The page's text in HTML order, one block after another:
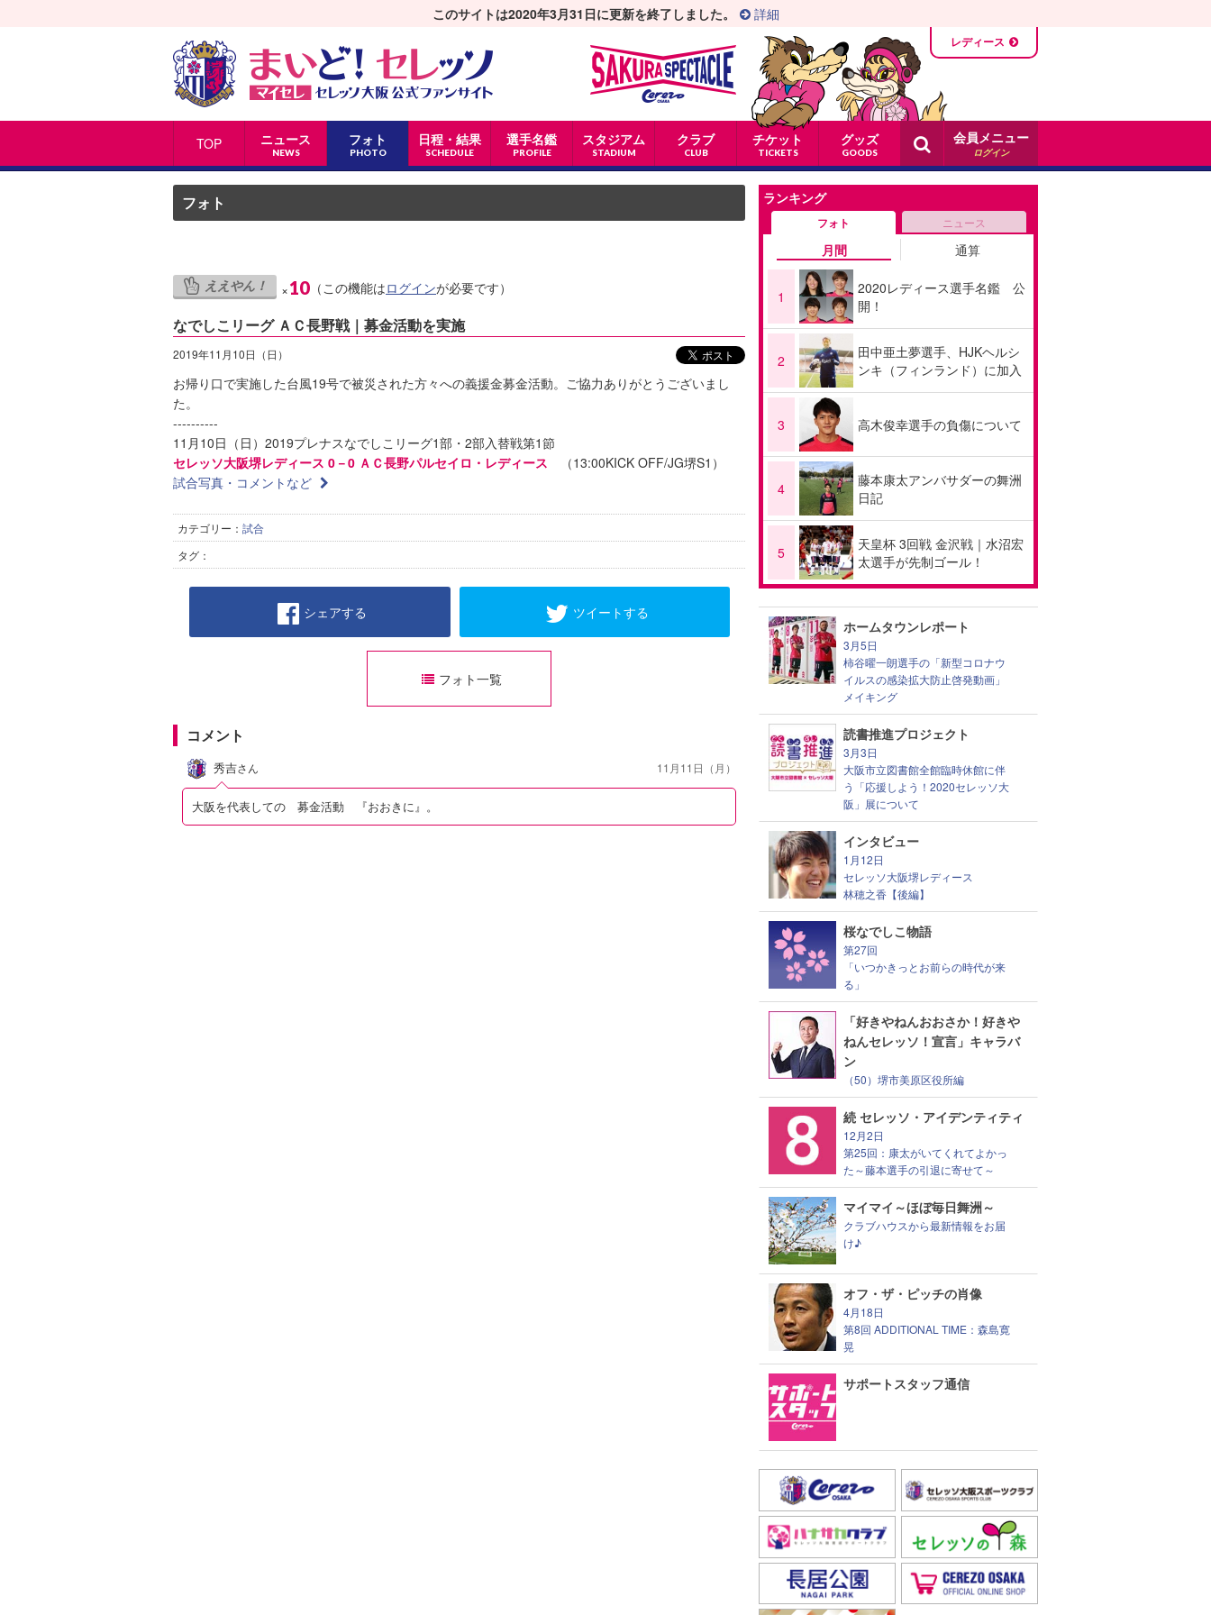
TOP ニュース
NEWS
フォト
PHOTO
日程・結果
SCHEDULE
選手名鑑
PROFILE
スタジアム
STADIUM
クラブ
CLUB
チケット
TICKETS
グッズ
GOODS
このサイトは2020年3月31日に更新を終了しました。 詳細
レディース
会員メニュー
ログイン
フォト
ええやん！ ×10 （この機能はログインが必要です）
なでしこリーグ ＡＣ長野戦｜募金活動を実施
2019年11月10日（日）
お帰り口で実施した台風19号で被災された方々への義援金募金活動。ご協力ありがとうございまし
た。
----------
11月10日（日）2019プレナスなでしこリーグ1部・2部入替戦第1節
セレッソ大阪堺レディース 0－0 ＡＣ長野パルセイロ・レディース （13:00KICK OFF/JG堺S1）
試合写真・コメントなど
カテゴリー： 試合
タグ：
シェアする ツイートする
フォト一覧
コメント
秀吉さん 11月11日（月）
大阪を代表しての 募金活動 『おおきに』。
ランキング
フォト ニュース
月間 通算
1
2020レディース選手名鑑 公
開！
2
田中亜土夢選手、HJKヘルシ
ンキ（フィンランド）に加入
3 高木俊幸選手の負傷について
4
藤本康太アンバサダーの舞洲
日記
5
天皇杯 3回戦 金沢戦｜水沼宏
太選手が先制ゴール！
ホームタウンレポート
3月5日
柿谷曜一朗選手の「新型コロナウ
イルスの感染拡大防止啓発動画」
メイキング
読書推進プロジェクト
3月3日
大阪市立図書館全館臨時休館に伴
う「応援しよう！2020セレッソ大
阪」展について
インタビュー
1月12日
セレッソ大阪堺レディース
林穂之香【後編】
桜なでしこ物語
第27回
「いつかきっとお前らの時代が来
る」
「好きやねんおおさか！好きや
ねんセレッソ！宣言」キャラバ
ン
（50）堺市美原区役所編
続 セレッソ・アイデンティティ
12月2日
第25回：康太がいてくれてよかっ
た～藤本選手の引退に寄せて～
マイマイ～ほぼ毎日舞洲～
クラブハウスから最新情報をお届
け♪
オフ・ザ・ピッチの肖像
4月18日
第8回 ADDITIONAL TIME：森島寛
晃
サポートスタッフ通信